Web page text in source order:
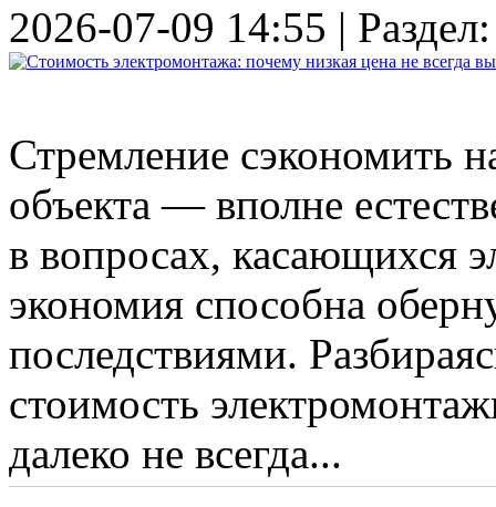
2026-07-09 14:55 |
Стремление сэкономить
объекта — вполне
в вопросах, касающихся
экономия способна
последствиями.
стоимость
далеко не всегда...